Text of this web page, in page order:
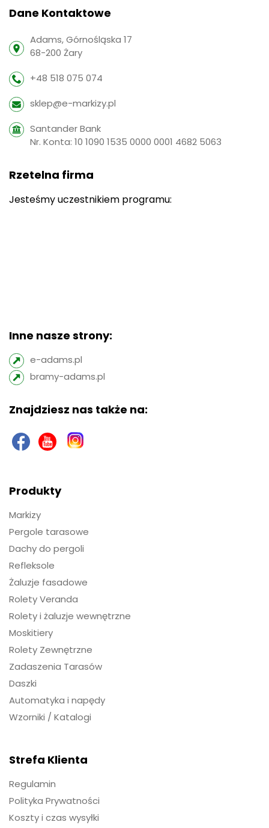
Dane Kontaktowe
Adams, Górnośląska 17
68-200 Żary
+48 518 075 074
sklep@e-markizy.pl
Santander Bank
Nr. Konta: 10 1090 1535 0000 0001 4682 5063
Rzetelna firma
Jesteśmy uczestnikiem programu:
Inne nasze strony:
e-adams.pl
bramy-adams.pl
Znajdziesz nas także na:
Produkty
Markizy
Pergole tarasowe
Dachy do pergoli
Refleksole
Żaluzje fasadowe
Rolety Veranda
Rolety i żaluzje wewnętrzne
Moskitiery
Rolety Zewnętrzne
Zadaszenia Tarasów
Daszki
Automatyka i napędy
Wzorniki / Katalogi
Strefa Klienta
Regulamin
Polityka Prywatności
Koszty i czas wysyłki